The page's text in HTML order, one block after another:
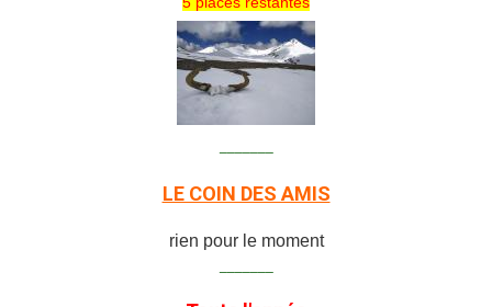
LE COIN DES AMIS
rien pour le moment